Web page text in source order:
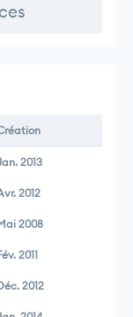
2013
2012
2008
2011
2012